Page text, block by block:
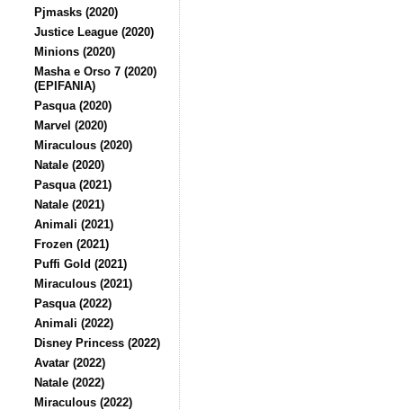
Pjmasks (2020)
Justice League (2020)
Minions (2020)
Masha e Orso 7 (2020)
(EPIFANIA)
Pasqua (2020)
Marvel (2020)
Miraculous (2020)
Natale (2020)
Pasqua (2021)
Natale (2021)
Animali (2021)
Frozen (2021)
Puffi Gold (2021)
Miraculous (2021)
Pasqua (2022)
Animali (2022)
Disney Princess (2022)
Avatar (2022)
Natale (2022)
Miraculous (2022)